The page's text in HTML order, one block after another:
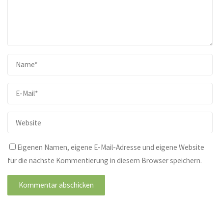
Eigenen Namen, eigene E-Mail-Adresse und eigene Website
für die nächste Kommentierung in diesem Browser speichern.